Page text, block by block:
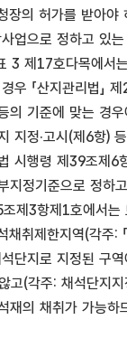
장의 허가를 받아
업으로 정하고 있
3 제17호다목에
우 「산지관리법
의 기준에 맞는 경
지정·고시(제6항)
시행령 제39조제6
지정기준으로 정하
조제3항제1호에
채취제한지역(각주:
단지로 지정된 구
고(각주: 채석단지
재의 채취가 가능